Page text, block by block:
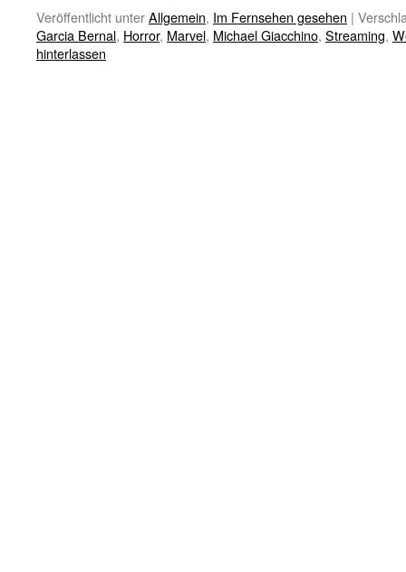
Veröffentlicht unterAllgemein, Im Fernsehen gesehen |
Garcia Bernal, Horror, Marvel, Michael Giacchino, Streaming,
hinterlassen